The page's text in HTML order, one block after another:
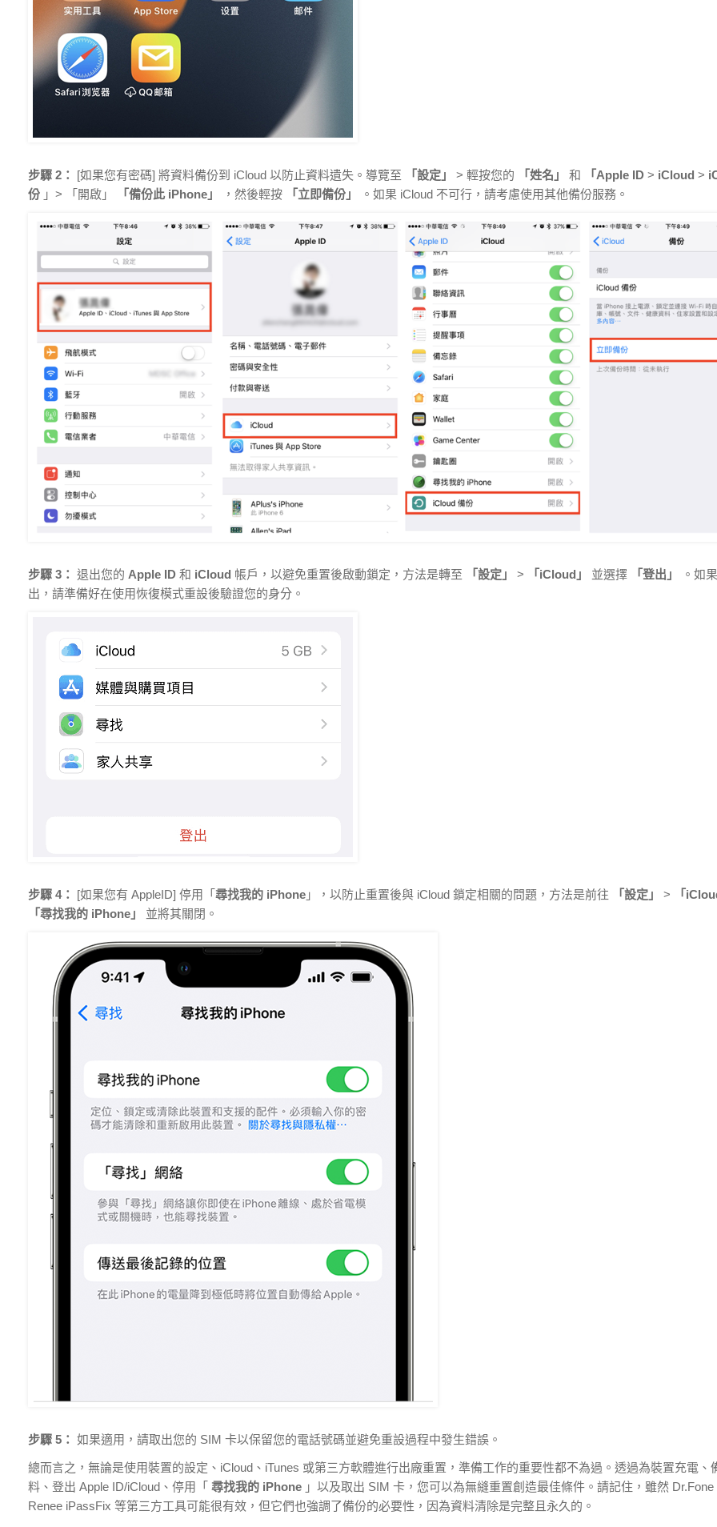
步驟 2： [如果您有密碼] 將資料備份到 iCloud 以防止資料遺失。導覽至 「設定」 > 輕按您的 「姓名」 和 「Apple ID > iCloud >
份 」> 「開啟」 「備份此 iPhone」 ，然後輕按 「立即備份」 。如果 iCloud 不可行，請考慮使用其他備份服務。
步驟 3： 退出您的 Apple ID 和 iCloud 帳戶，以避免重置後啟動鎖定，方法是轉至 「設定」 > 「iCloud」 並選擇 「登出」
。如
出，請準備好在使用恢復模式重設後驗證您的身分。
步驟 4： [如果您有 AppleID] 停用「 尋找我的 iPhone 」，以防止重置後與 iCloud 鎖定相關的問題，方法是前往 「設定」 >
「
「尋找我的 iPhone」
並將其關閉。
步驟 5： 如果適用，請取出您的 SIM 卡以保留您的電話號碼並避免重設過程中發生錯誤。
總而言之，無論是使用裝置的設定、iCloud、iTunes 或第三方軟體進行出廠重置，準備工作的重要性都不為過。透過為裝置充電、
料、登出 Apple ID/iCloud、停用「 尋找我的 iPhone 」以及取出 SIM 卡，您可以為無縫重置創造最佳條件。請記住，雖然 Dr.Fone
Renee iPassFix 等第三方工具可能很有效，但它們也強調了備份的必要性，因為資料清除是完整且永久的。